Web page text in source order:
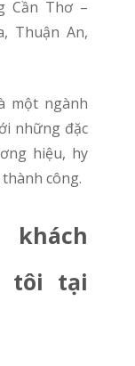
Thuận An,
một ngành
những đặc
hiệu, hy
công.
tôi tại